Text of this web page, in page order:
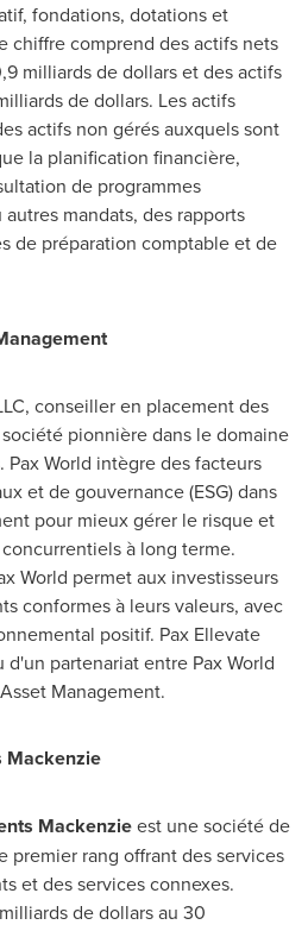
fondations, dotations et
chiffre comprend des actifs nets
milliards de dollars et des actifs
de dollars. Les actifs
actifs non gérés auxquels sont
la planification financière,
de programmes
mandats, des rapports
de préparation comptable et de
conseiller en placement des
pionnière dans le domaine
World intègre des facteurs
et de gouvernance (ESG) dans
pour mieux gérer le risque et
à long terme.
World permet aux investisseurs
conformes à leurs valeurs, avec
positif. Pax Ellevate
d'un partenariat entre Pax World
Management.
Mackenzie
Mackenzieest une société de
premier rang offrant des services
et des services connexes.
de dollars au 30